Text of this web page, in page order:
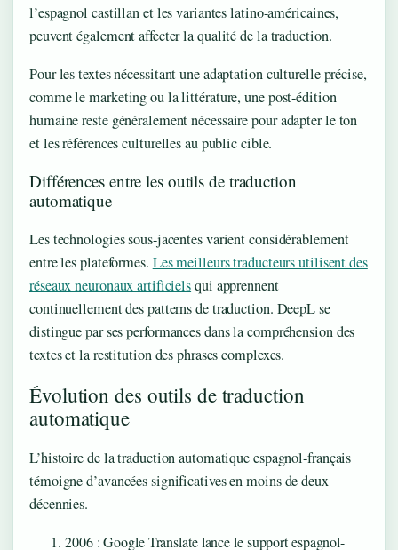
l’espagnol castillan et les variantes latino-américaines,
peuvent également affecter la qualité de la traduction.
Pour les textes nécessitant une adaptation culturelle précise,
comme le marketing ou la littérature, une post-édition
humaine reste généralement nécessaire pour adapter le ton
et les références culturelles au public cible.
Différences entre les outils de traduction
automatique
Les technologies sous-jacentes varient considérablement
entre les plateformes. Les meilleurs traducteurs utilisent des
réseaux neuronaux artificielsqui apprennent
continuellement des patterns de traduction. DeepL se
distingue par ses performances dans la compréhension des
textes et la restitution des phrases complexes.
Évolution des outils de traduction
automatique
L’histoire de la traduction automatique espagnol-français
témoigne d’avancées significatives en moins de deux
décennies.
2006: Google Translate lance le support espagnol-